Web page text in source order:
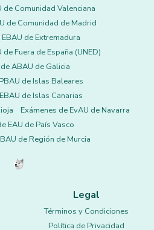
de Comunidad Valenciana
de Comunidad de Madrid
de Extremadura
de Fuera de España (UNED)
ABAU de Galicia
de Islas Baleares
de Islas Canarias
Exámenes de EvAU de Navarra
EAU de País Vasco
de Región de Murcia
Legal
Términos y Condiciones
Política de Privacidad